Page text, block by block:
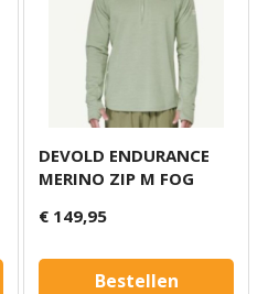
DEVOLD ENDURANCE
MERINO ZIP M FOG
€ 149,95
Bestellen